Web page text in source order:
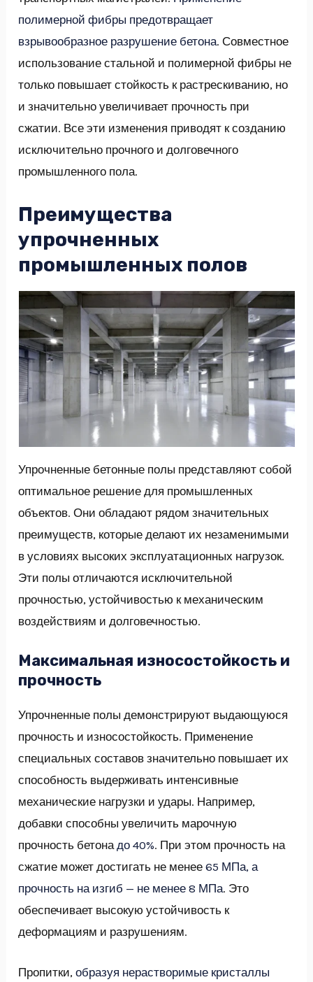
полимерной фибры предотвращает
взрывообразное разрушение бетона. Совместное
использование стальной и полимерной фибры не
только повышает стойкость к растрескиванию, но
и значительно увеличивает прочность при
сжатии. Все эти изменения приводят к созданию
исключительно прочного и долговечного
промышленного пола.
Преимущества
упрочненных
промышленных полов
Упрочненные бетонные полы представляют собой
оптимальное решение для промышленных
объектов. Они обладают рядом значительных
преимуществ, которые делают их незаменимыми
в условиях высоких эксплуатационных нагрузок.
Эти полы отличаются исключительной
прочностью, устойчивостью к механическим
воздействиям и долговечностью.
Максимальная износостойкость и
прочность
Упрочненные полы демонстрируют выдающуюся
прочность и износостойкость. Применение
специальных составов значительно повышает их
способность выдерживать интенсивные
механические нагрузки и удары. Например,
добавки способны увеличить марочную
прочность бетонадо 40%. При этом прочность на
сжатие может достигать не менее65 МПа, а
прочность на изгиб — не менее 8 МПа. Это
обеспечивает высокую устойчивость к
деформациям и разрушениям.
Пропитки,образуя нерастворимые кристаллы